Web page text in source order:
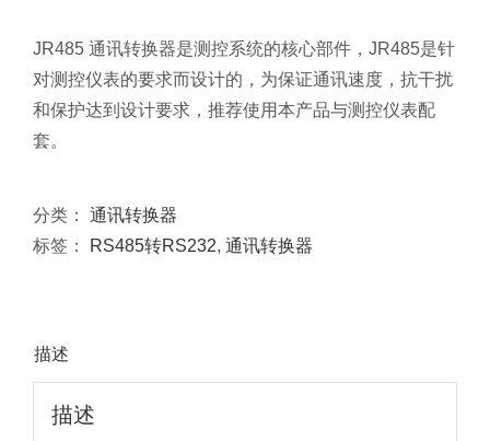
JR485 通讯转换器是测控系统的核心部件，JR485是针
对测控仪表的要求而设计的，为保证通讯速度，抗干扰
和保护达到设计要求，推荐使用本产品与测控仪表配
套。
分类： 通讯转换器
标签：
RS485转RS232, 通讯转换器
描述
描述